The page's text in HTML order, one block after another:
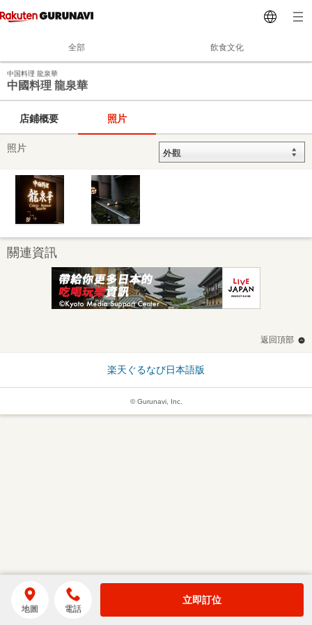
全部 飲食文化
中国料理 龍泉華
中國料理 龍泉華
店鋪概要 照片
照片
關連資訊
返回頂部
楽天ぐるなび日本語版
© Gurunavi, Inc.
地圖 電話
立即訂位